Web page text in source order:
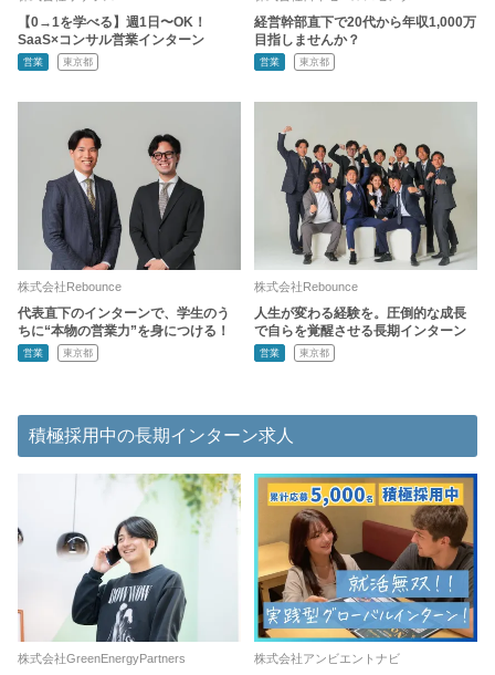
【0→1を学べる】週1日〜OK！
SaaS×コンサル営業インターン
営業 東京都
経営幹部直下で20代から年収1,000万
目指しませんか？
営業 東京都
株式会社Rebounce
代表直下のインターンで、学生のう
ちに“本物の営業力”を身につける！
営業 東京都
株式会社Rebounce
人生が変わる経験を。圧倒的な成長
で自らを覚醒させる長期インターン
営業 東京都
積極採用中の長期インターン求人
株式会社GreenEnergyPartners 株式会社アンビエントナビ